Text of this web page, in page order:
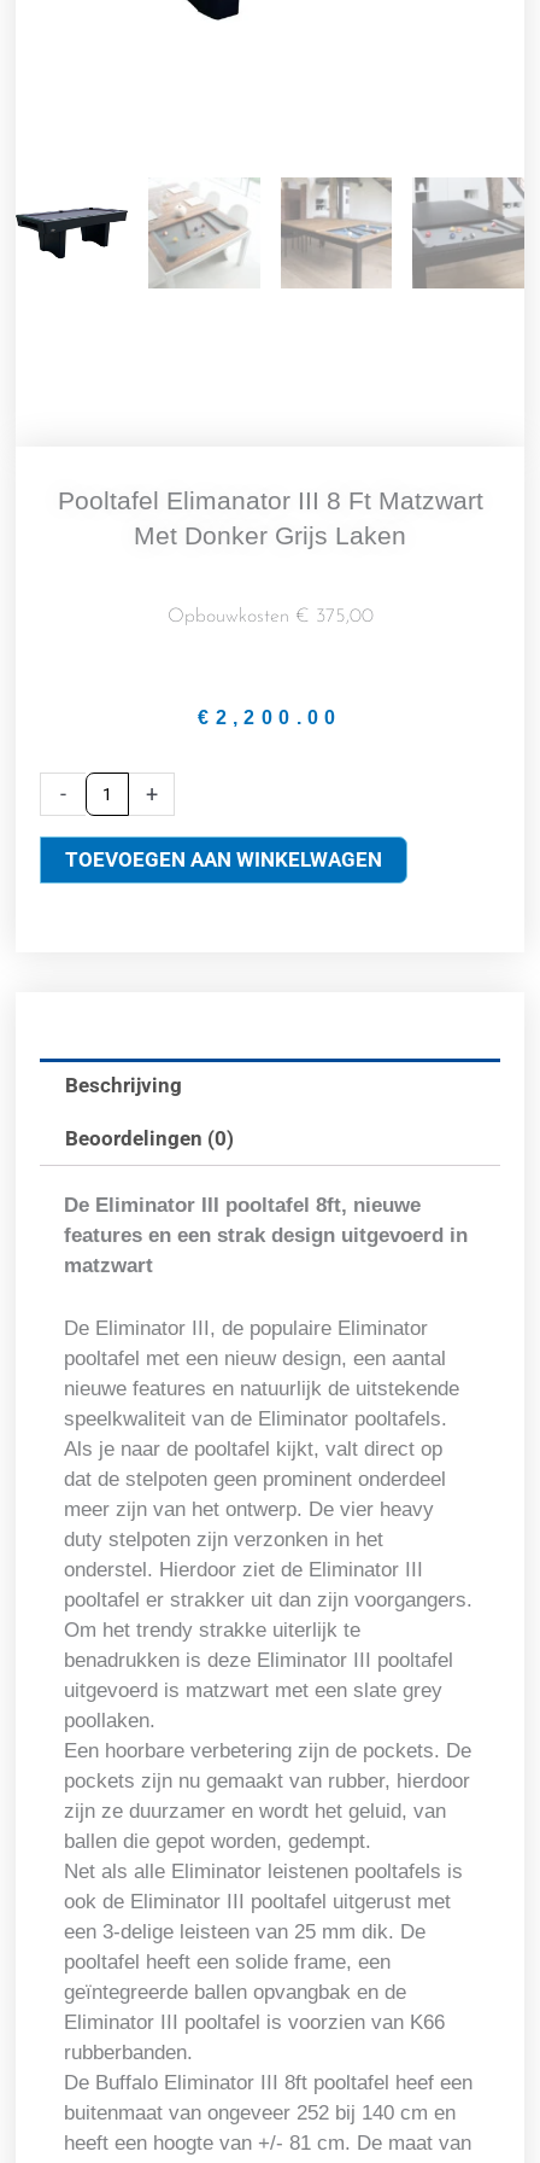
Pooltafel Elimanator III 8 Ft Matzwart
Met Donker Grijs Laken
Opbouwkosten € 375,00
€ 2,200.00
-
Pooltafel
Elimanator
laken
aantal
+
TOEVOEGEN AAN WINKELWAGEN
Beschrijving
Beoordelingen (0)
De Eliminator III pooltafel 8ft, nieuwe
features en een strak design uitgevoerd in
matzwart
De Eliminator III, de populaire Eliminator
pooltafel met een nieuw design, een aantal
nieuwe features en natuurlijk de uitstekende
speelkwaliteit van de Eliminator pooltafels.
Als je naar de pooltafel kijkt, valt direct op
dat de stelpoten geen prominent onderdeel
meer zijn van het ontwerp. De vier heavy
duty stelpoten zijn verzonken in het
onderstel. Hierdoor ziet de Eliminator III
pooltafel er strakker uit dan zijn voorgangers.
Om het trendy strakke uiterlijk te
benadrukken is deze Eliminator III pooltafel
uitgevoerd is matzwart met een slate grey
poollaken.
Een hoorbare verbetering zijn de pockets. De
pockets zijn nu gemaakt van rubber, hierdoor
zijn ze duurzamer en wordt het geluid, van
ballen die gepot worden, gedempt.
Net als alle Eliminator leistenen pooltafels is
ook de Eliminator III pooltafel uitgerust met
een 3-delige leisteen van 25 mm dik. De
pooltafel heeft een solide frame, een
geïntegreerde ballen opvangbak en de
Eliminator III pooltafel is voorzien van K66
rubberbanden.
De Buffalo Eliminator III 8ft pooltafel heef een
buitenmaat van ongeveer 252 bij 140 cm en
heeft een hoogte van +/- 81 cm. De maat van